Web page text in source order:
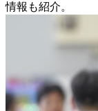
情報も紹介。